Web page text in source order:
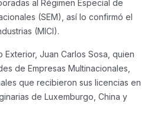
al Régimen Especial de
(SEM), así lo confirmó el
(MICI).
Exterior, Juan Carlos Sosa, quien
de Empresas Multinacionales,
que recibieron sus licencias en
de Luxemburgo, China y